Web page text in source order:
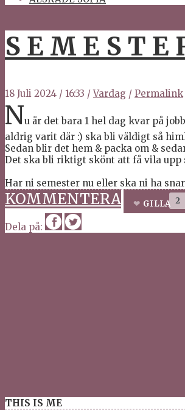
S E M E S T E
18 Juli 2024 / 16:33 /Vardag / Permalink
Nu är det bara 1 hel dag kvar på
aldrig varit där :) ska bli väldigt så
Sedan blir det hem & packa om &
Det ska bli riktigt skönt att få vila upp
Har ni semester nu eller ska ni ha
KOMMENTERA 2
GILLA
Dela på:
THIS IS ME